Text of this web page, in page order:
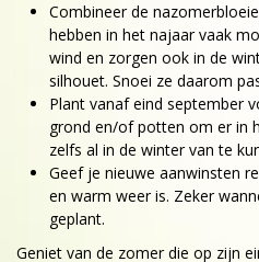
Combineer de
hebben in het najaar vaak
wind en zorgen ook in de
silhouet. Snoei ze daarom
Plant vanaf eind september
grond en/of potten om er in
zelfs al in de winter van te
Geef je nieuwe aanwinsten
en warm weer is. Zeker
geplant.
Geniet van de zomer die op zijn